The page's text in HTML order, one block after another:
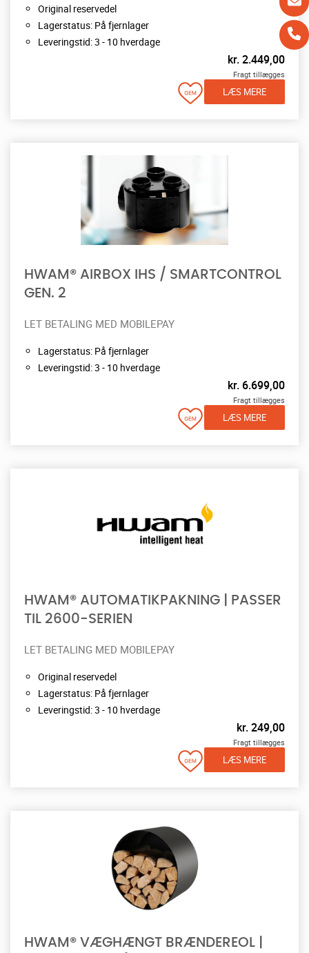
Original reservedel
Lagerstatus: På fjernlager
Leveringstid: 3 - 10 hverdage
kr.2.449,00
Fragt tillægges
LÆS MERE
HWAM® AIRBOX IHS / SMARTCONTROL
GEN. 2
LET BETALING MED MOBILEPAY
Lagerstatus: På fjernlager
Leveringstid: 3 - 10 hverdage
kr. 6.699,00
Fragt tillægges
LÆS MERE
HWAM® AUTOMATIKPAKNING | PASSER
TIL 2600-SERIEN
LET BETALING MED MOBILEPAY
Original reservedel
Lagerstatus: På fjernlager
Leveringstid: 3 - 10 hverdage
kr.249,00
Fragt tillægges
LÆS MERE
HWAM® VÆGHÆNGT BRÆNDEREOL |